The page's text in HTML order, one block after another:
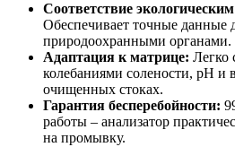
Соответствие
Обеспечивает точные данные
природоохранными органами.
Адаптация к матрице: Легко
колебаниями солености, pH и
очищенных стоках.
Гарантия бесперебойности:
работы – анализатор
на промывку.